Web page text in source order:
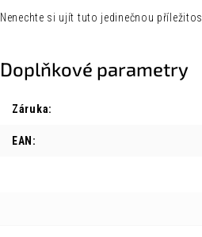
Nenechte si ujít tuto jedinečnou
Doplňkové parametry
Záruka:
EAN: